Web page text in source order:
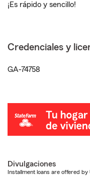
¡Es rápido y sencillo!
Credenciales y
GA-74758
Divulgaciones
Installment loans are offered